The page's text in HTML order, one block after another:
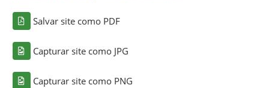
Salvar site como PDF
Capturar site como JPG
Capturar site como PNG